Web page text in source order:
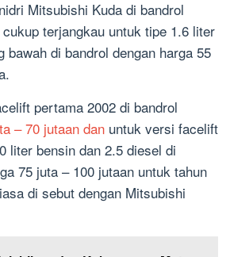
Mitsubishi Kuda di bandrol
terjangkau untuk tipe 1.6 liter
bawah di bandrol dengan harga 55
pertama 2002 di bandrol
– 70 jutaan dan untuk versi facelift
liter bensin dan 2.5 diesel di
75 juta – 100 jutaan untuk tahun
di sebut dengan Mitsubishi